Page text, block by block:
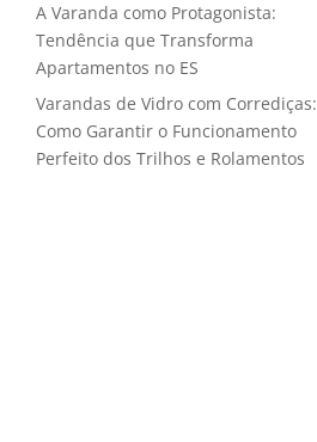
A Varanda como Protagonista:
Tendência que Transforma
Apartamentos no ES
Varandas de Vidro com Corrediças:
Como Garantir o Funcionamento
Perfeito dos Trilhos e Rolamentos